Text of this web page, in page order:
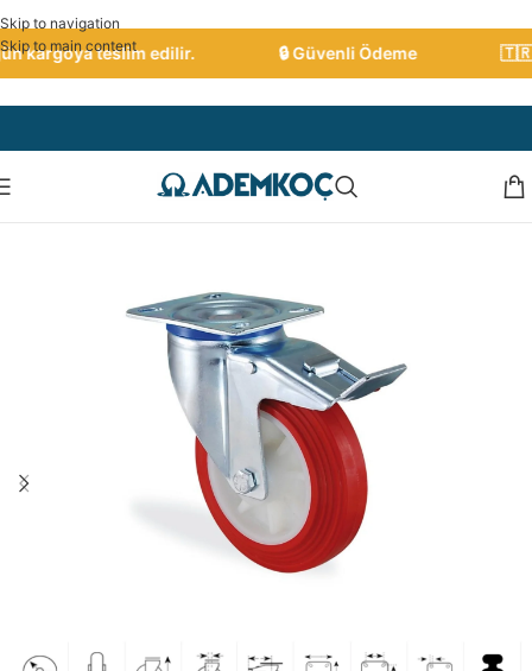
Skip to navigation
Skip to main content
kargoya teslim edilir. 🔒 Güvenli Ödeme 🇹🇷